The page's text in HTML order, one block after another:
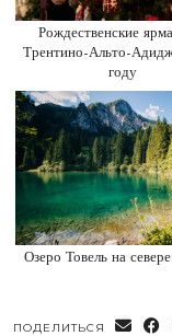
Рождественские
Трентино-Альто-
году
Озеро Товель на
ПОДЕЛИТЬСЯ